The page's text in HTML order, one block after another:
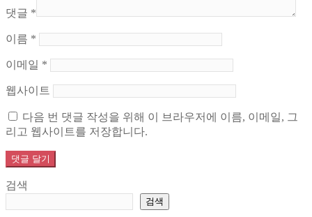
댓글 *
이름 *
이메일 *
웹사이트
다음 번 댓글 작성을 위해 이 브라우저에 이름, 이메일, 그
리고 웹사이트를 저장합니다.
검색
검색